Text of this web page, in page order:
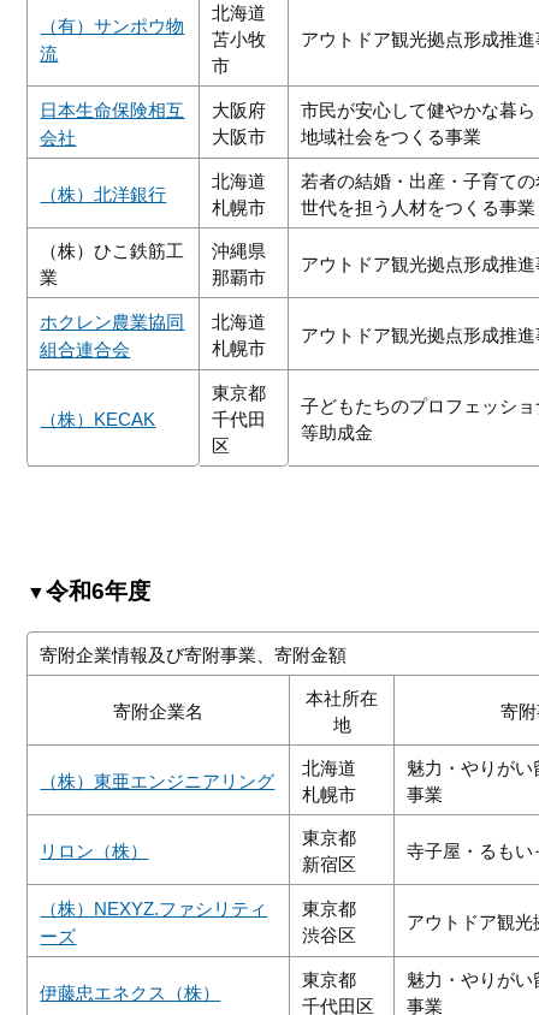
（有）サンポウ物
流
北海道
苫小牧
市
アウトドア観光拠点形成推
日本生命保険相互
会社
大阪府
大阪市
市民が安心して健やかな暮
地域社会をつくる事業
（株）北洋銀行
北海道
札幌市
若者の結婚・出産・子育て
世代を担う人材をつくる事業
（株）ひこ鉄筋工
業
沖縄県
那覇市
アウトドア観光拠点形成推
ホクレン農業協同
組合連合会
北海道
札幌市
アウトドア観光拠点形成推
（株） KECAK
東京都
千代田
区
子どもたちのプロフェッシ
等助成金
▼令和6年度
寄附企業情報及び寄附事業、寄附金額
寄附企業名
本社所在
地
寄
（株）東亜エンジニアリング
北海道
札幌市
魅力・やりが
事業
リロン（株）
東京都
新宿区
寺子屋・るもい
（株）NEXYZ.ファシリティ
ーズ
東京都
渋谷区
アウトドア観
伊藤忠エネクス（株）
東京都
千代田区
魅力・やりが
事業